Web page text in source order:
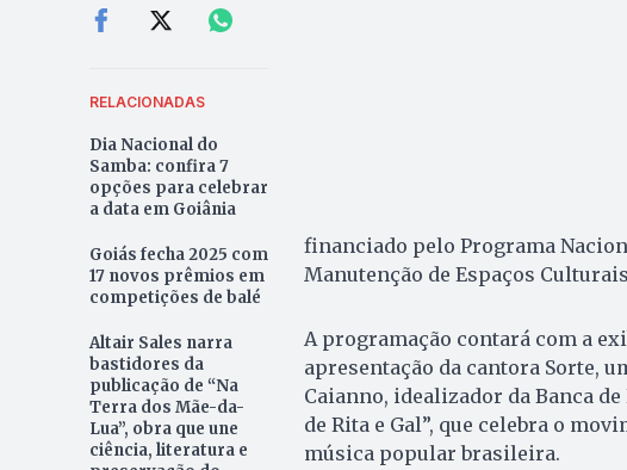
RELACIONADAS
Dia Nacional do
Samba: confira 7
opções para celebrar
a data em Goiânia
Goiás fecha 2025 com
17 novos prêmios em
competições de balé
Altair Sales narra
bastidores da
publicação de “Na
Terra dos Mãe-da-
Lua”, obra que une
ciência, literatura e
financiado pelo Programa
Manutenção de Espaços
A programação contará com a
apresentação da cantora Sorte,
Caianno, idealizador da Banca
de Rita e Gal”, que celebra o
música popular brasileira.